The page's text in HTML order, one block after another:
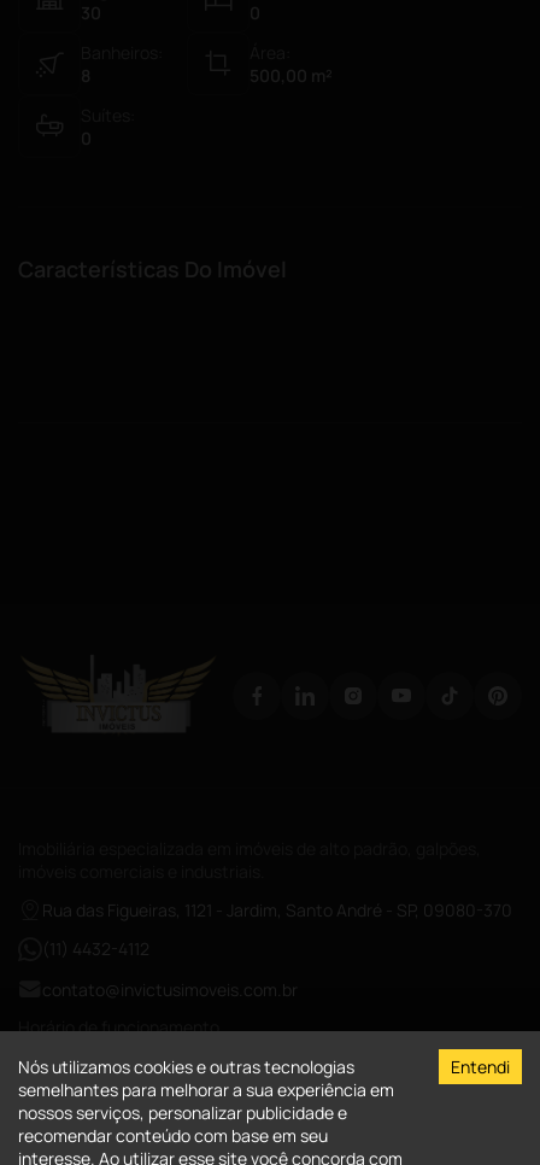
30
0
8
500,00 m²
0
Características Do Imóvel
Rua das Figueiras, 1121 - Jardim, Santo André - SP, 09080-370
(11) 4432-4112
contato@invictusimoveis.com.br
Horário de funcionamento
Segunda a sexta das 08:00-18:00
Sábados das 09:00-13:00
CRECI-026017-J
Nós utilizamos cookies e outras tecnologias
semelhantes para melhorar a sua experiência em
nossos serviços, personalizar publicidade e
recomendar conteúdo com base em seu
interesse. Ao utilizar esse site você concorda com
Entendi